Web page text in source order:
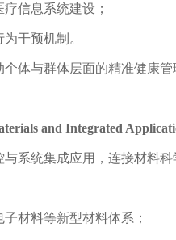
信息系统建设；
干预机制。
体与群体层面的精准健康管
and Integrated
系统集成应用，连接材料科
材料等新型材料体系；